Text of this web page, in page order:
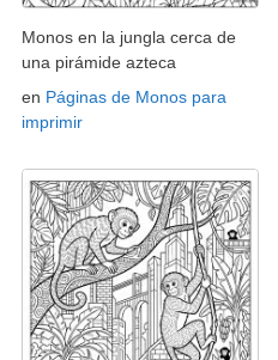
Monos en la jungla cerca de
una pirámide azteca
en Páginas de Monos para
imprimir